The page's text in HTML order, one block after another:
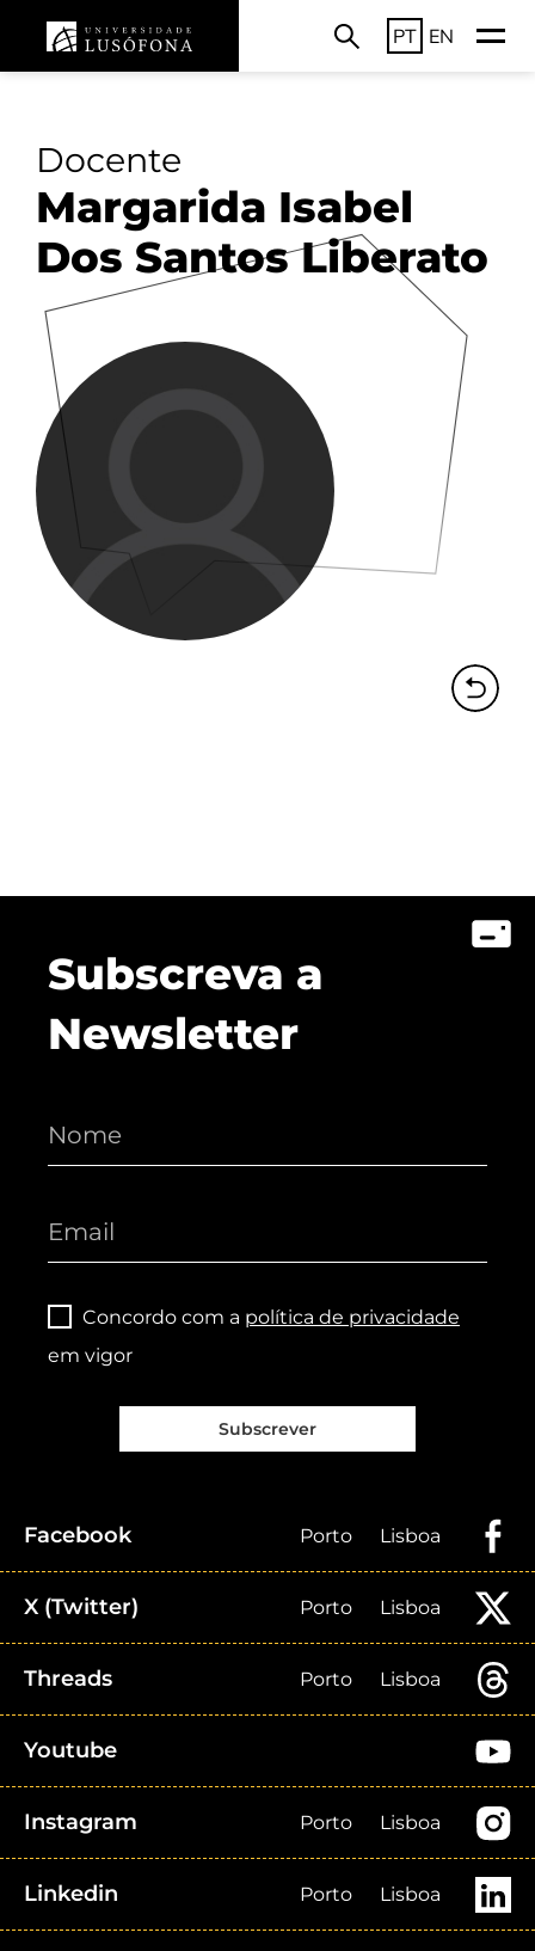
PT EN
Docente
Margarida Isabel
Dos Santos Liberato
Subscreva a
Newsletter
Concordo com a política de privacidade
em vigor
Subscrever
Facebook Porto Lisboa
X (Twitter) Porto Lisboa
Threads Porto Lisboa
Youtube
Instagram Porto Lisboa
Linkedin Porto Lisboa